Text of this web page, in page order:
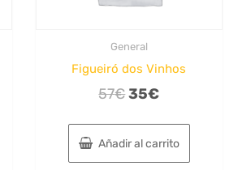
General
Figueiró dos Vinhos
57€El
original
era:
35€El
actual
es:
Añadir al carrito